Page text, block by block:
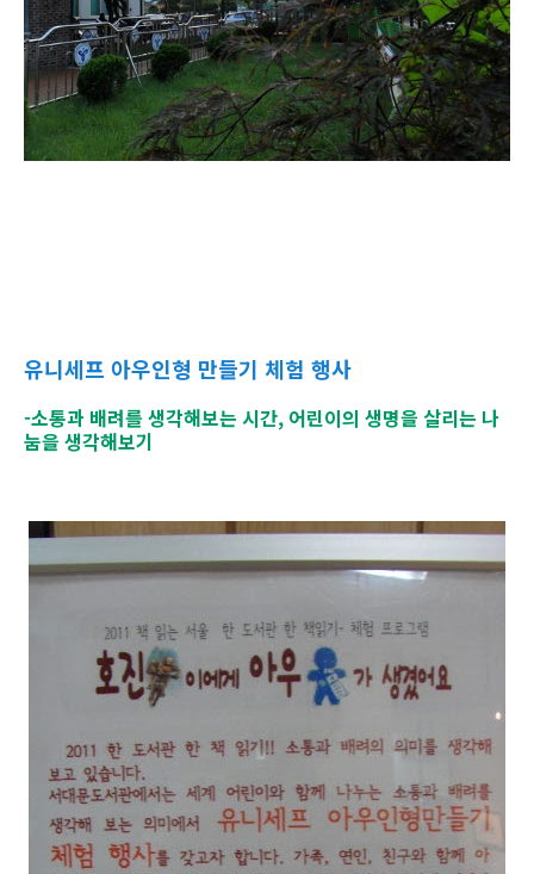
유니세프 아우인형 만들기 체험 행사
-소통과 배려를 생각해보는 시간, 어린이의 생명을 살리는 나
눔을 생각해보기